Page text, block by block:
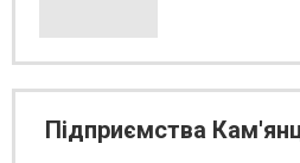
Підприємства